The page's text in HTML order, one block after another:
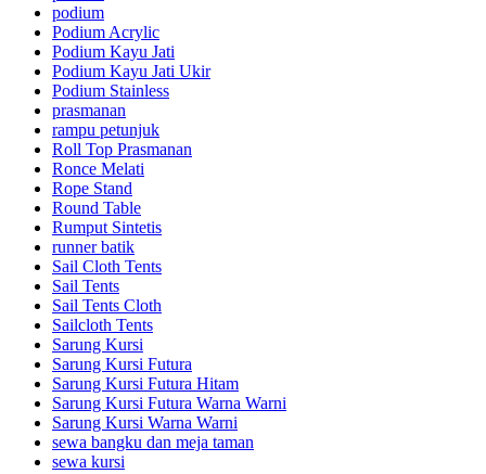
podium
Podium Acrylic
Podium Kayu Jati
Podium Kayu Jati Ukir
Podium Stainless
prasmanan
rampu petunjuk
Roll Top Prasmanan
Ronce Melati
Rope Stand
Round Table
Rumput Sintetis
runner batik
Sail Cloth Tents
Sail Tents
Sail Tents Cloth
Sailcloth Tents
Sarung Kursi
Sarung Kursi Futura
Sarung Kursi Futura Hitam
Sarung Kursi Futura Warna Warni
Sarung Kursi Warna Warni
sewa bangku dan meja taman
sewa kursi